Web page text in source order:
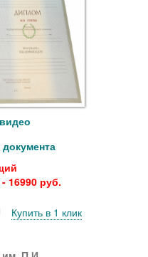
16990 руб.
Купить в 1 клик